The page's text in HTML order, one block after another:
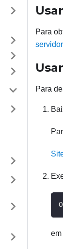
Para
Para
em